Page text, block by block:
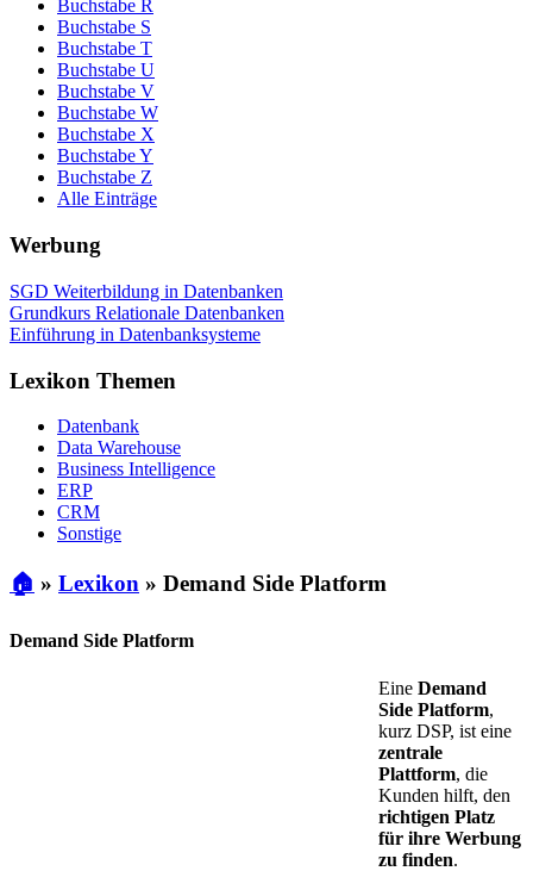
Buchstabe R
Buchstabe S
Buchstabe T
Buchstabe U
Buchstabe V
Buchstabe W
Buchstabe X
Buchstabe Y
Buchstabe Z
Alle Einträge
Werbung
SGD Weiterbildung in Datenbanken
Grundkurs Relationale Datenbanken
Einführung in Datenbanksysteme
Lexikon Themen
Datenbank
Data Warehouse
Business Intelligence
ERP
CRM
Sonstige
🏠 » Lexikon » Demand Side Platform
Demand Side Platform
Eine Demand
Side Platform,
kurz DSP, ist eine
zentrale
Plattform, die
Kunden hilft, den
richtigen Platz
für ihre Werbung
zu finden.